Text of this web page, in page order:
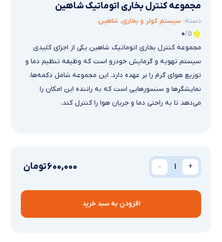
مجموعه كنترل بخاري اتوماتیك شاهین
دسته: سیستم کولر و بخاری, شاهین
0/5
مجموعه کنترل بخاری اتوماتیک شاهین یکی از اجزای کلیدی
سیستم تهویه و گرمایش خودرو است که وظیفه تنظیم دما و
توزیع هوای گرم را بر عهده دارد. این مجموعه شامل دکمه‌ها،
نمایشگرها و سنسورهایی است که به راننده این امکان را
می‌دهد تا به راحتی دما و جریان هوا را کنترل کند.
600,000تومان _ +
افزودن به سبد خرید